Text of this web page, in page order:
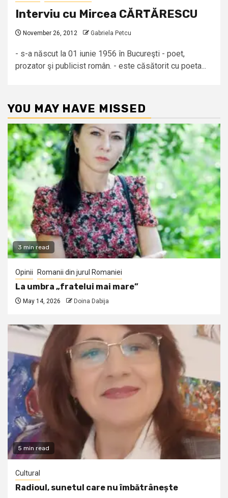
Interviu cu Mircea CĂRTĂRESCU
November 26, 2012 Gabriela Petcu
- s-a născut la 01 iunie 1956 în Bucureşti - poet,
prozator şi publicist român. - este căsătorit cu poeta...
YOU MAY HAVE MISSED
3 min read
Opinii Romanii din jurul Romaniei
La umbra „fratelui mai mare”
May 14, 2026 Doina Dabija
5 min read
Cultural
Radioul, sunetul care nu îmbătrânește